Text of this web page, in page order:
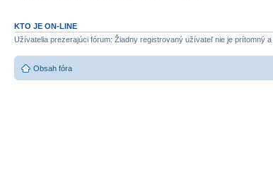
KTO JE ON-LINE
Užívatelia prezerajúci fórum: Žiadny registrovaný užívateľ nie je prítomný
Obsah fóra